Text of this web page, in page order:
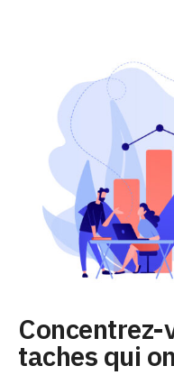
Concentrez-
taches qui